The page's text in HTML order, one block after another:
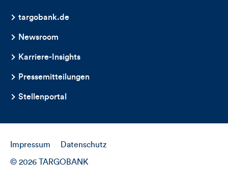
targobank.de
Newsroom
Karriere-Insights
Pressemitteilungen
Stellenportal
Impressum Datenschutz
© 2026 TARGOBANK